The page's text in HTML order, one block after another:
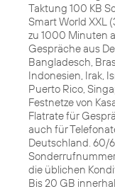
Taktung 100 KB
Smart World XXL
zu 1000 Minuten
Gespräche aus
Bangladesch,
Indonesien, Irak,
Puerto Rico,
Festnetze von
Flatrate für
auch für
Deutschland. 60/
die üblichen
Bis 20 GB